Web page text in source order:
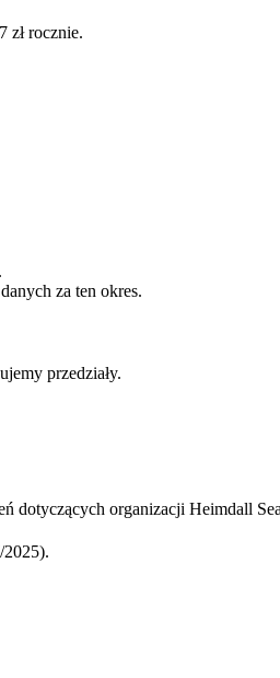
zł rocznie.
za ten okres.
przedziały.
dotyczących organizacji Heimdall